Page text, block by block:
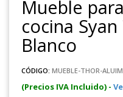
Mueble
cocina
Blanco
CÓDIGO: MUEBLE-THOR-
(Precios IVA Incluido) -